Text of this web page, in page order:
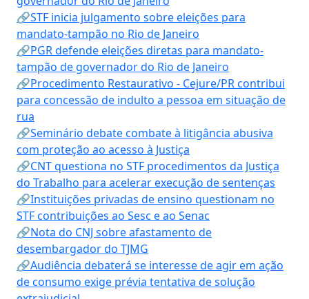
🔗STF inicia julgamento sobre eleições para
mandato-tampão no Rio de Janeiro
🔗PGR defende eleições diretas para mandato-
tampão de governador do Rio de Janeiro
🔗Procedimento Restaurativo - Cejure/PR contribui
para concessão de indulto a pessoa em situação de
rua
🔗Seminário debate combate à litigância abusiva
com proteção ao acesso à Justiça
🔗CNT questiona no STF procedimentos da Justiça
do Trabalho para acelerar execução de sentenças
🔗Instituições privadas de ensino questionam no
STF contribuições ao Sesc e ao Senac
🔗Nota do CNJ sobre afastamento de
desembargador do TJMG
🔗Audiência debaterá se interesse de agir em ação
de consumo exige prévia tentativa de solução